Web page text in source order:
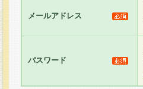
メールアドレス
パスワード